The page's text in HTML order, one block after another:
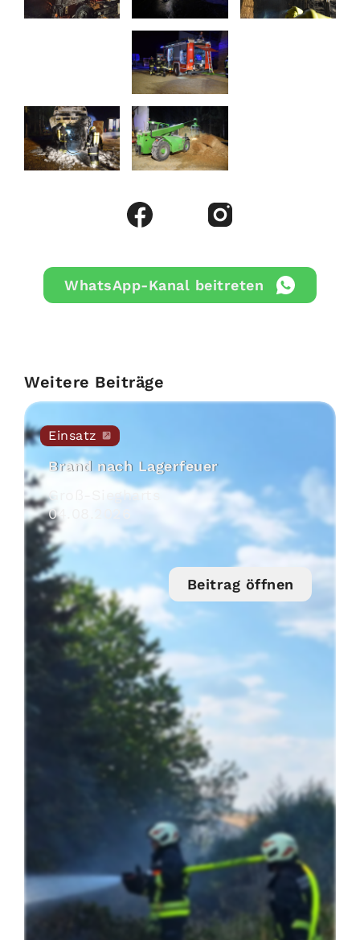
WhatsApp-Kanal beitreten
Weitere Beiträge
Einsatz
Brand nach Lagerfeuer
Groß-Siegharts
04
Beitrag öffnen